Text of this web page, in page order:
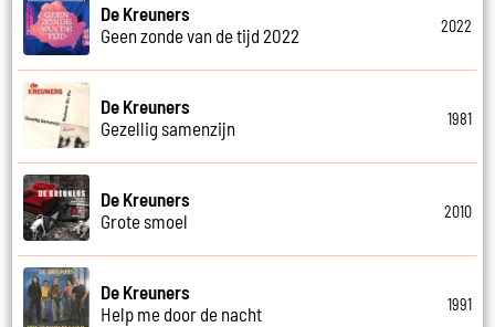
De Kreuners
Geen zonde van de tijd 2022
2022
De Kreuners
Gezellig samenzijn
1981
De Kreuners
Grote smoel
2010
De Kreuners
Help me door de nacht
1991